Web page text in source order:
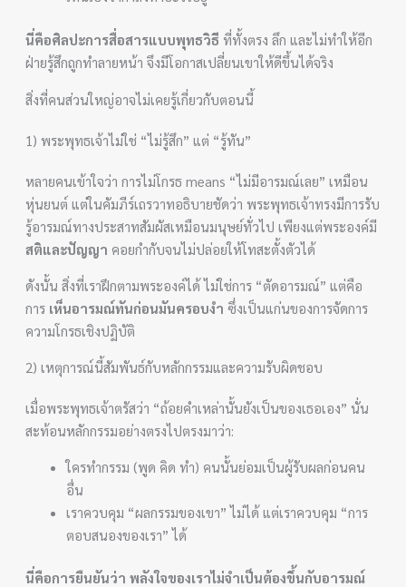
นี่คือศิลปะการสื่อสารแบบพุทธวิธี ที่ทั้งตรง ลึก และไม่ทำให้อีก
ฝ่ายรู้สึกถูกทำลายหน้า จึงมีโอกาสเปลี่ยนเขาให้ดีขึ้นได้จริง
สิ่งที่คนส่วนใหญ่อาจไม่เคยรู้เกี่ยวกับตอนนี้
1) พระพุทธเจ้าไม่ใช่ “ไม่รู้สึก” แต่ “รู้ทัน”
หลายคนเข้าใจว่า การไม่โกรธ means “ไม่มีอารมณ์เลย” เหมือน
หุ่นยนต์ แต่ในคัมภีร์เถรวาทอธิบายชัดว่า พระพุทธเจ้าทรงมีการรับ
รู้อารมณ์ทางประสาทสัมผัสเหมือนมนุษย์ทั่วไป เพียงแต่พระองค์มี
สติและปัญญา คอยกำกับจนไม่ปล่อยให้โทสะตั้งตัวได้
ดังนั้น สิ่งที่เราฝึกตามพระองค์ได้ ไม่ใช่การ “ตัดอารมณ์” แต่คือ
การ เห็นอารมณ์ทันก่อนมันครอบงำ ซึ่งเป็นแก่นของการจัดการ
ความโกรธเชิงปฏิบัติ
2) เหตุการณ์นี้สัมพันธ์กับหลักกรรมและความรับผิดชอบ
เมื่อพระพุทธเจ้าตรัสว่า “ถ้อยคำเหล่านั้นยังเป็นของเธอเอง” นั่น
สะท้อนหลักกรรมอย่างตรงไปตรงมาว่า:
ใครทำกรรม (พูด คิด ทำ) คนนั้นย่อมเป็นผู้รับผลก่อนคน
อื่น
เราควบคุม “ผลกรรมของเขา” ไม่ได้ แต่เราควบคุม “การ
ตอบสนองของเรา” ได้
นี่คือการยืนยันว่า พลังใจของเราไม่จำเป็นต้องขึ้นกับอารมณ์